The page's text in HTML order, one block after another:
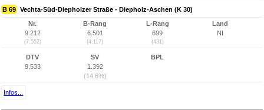
B 69 Vechta-Süd-Diepholzer Straße - Diepholz-Aschen (K 30)
Nr.
9.212
(7.552)
B-Rang
6.501
(4.117)
L-Rang
699
(431)
Land
NI
DTV
9.533
SV
1.392
(14,6%)
BPL
Infos...